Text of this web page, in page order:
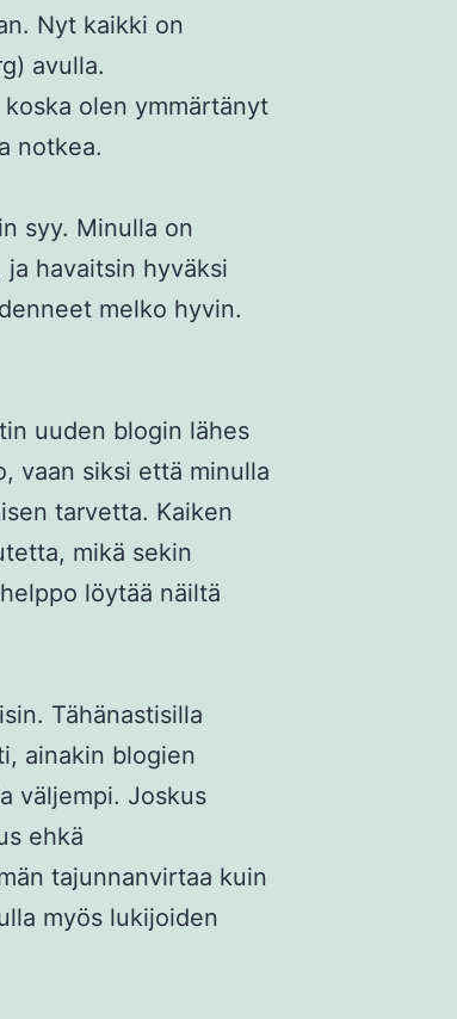
Nyt kaikki on
avulla.
olen ymmärtänyt
notkea.
syy. Minulla on
havaitsin hyväksi
melko hyvin.
uuden blogin lähes
vaan siksi että minulla
tarvetta. Kaiken
mikä sekin
löytää näiltä
Tähänastisilla
ainakin blogien
väljempi. Joskus
ehkä
tajunnanvirtaa kuin
myös lukijoiden